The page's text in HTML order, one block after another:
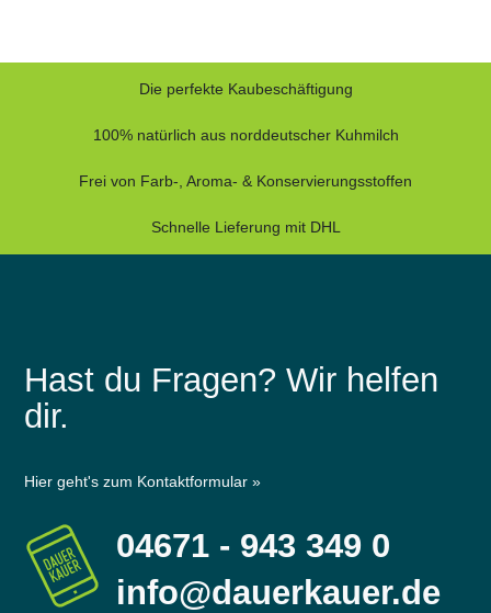
Die perfekte Kaubeschäftigung
100% natürlich aus norddeutscher Kuhmilch
Frei von Farb-, Aroma- & Konservierungsstoffen
Schnelle Lieferung mit DHL
Hast du Fragen? Wir helfen
dir.
Hier geht's zum Kontaktformular »
04671 - 943 349 0
info@dauerkauer.de